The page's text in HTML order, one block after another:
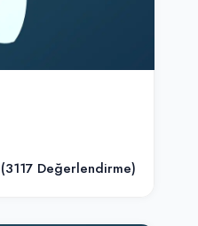
(3117 Değerlendirme)